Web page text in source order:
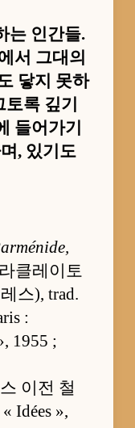
는 인간들.
서 그대의
닿지 못하
토록 깊기
들어가기
, 있기도
클레이토
스), trad.
:
1955 ;
이전 철
Idées »,